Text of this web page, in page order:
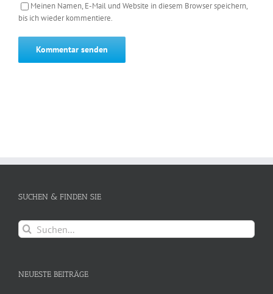
Meinen Namen, E-Mail und Website in diesem Browser speichern,
bis ich wieder kommentiere.
SUCHEN & FINDEN SIE
Suche
nach:
NEUESTE BEITRÄGE